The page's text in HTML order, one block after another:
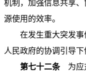
机制，加强信息共享
源使用的效率。
在发生重大突发
人民政府的协调引导下
第七十二条为应